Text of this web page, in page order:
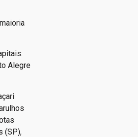
Alegre
(SP),